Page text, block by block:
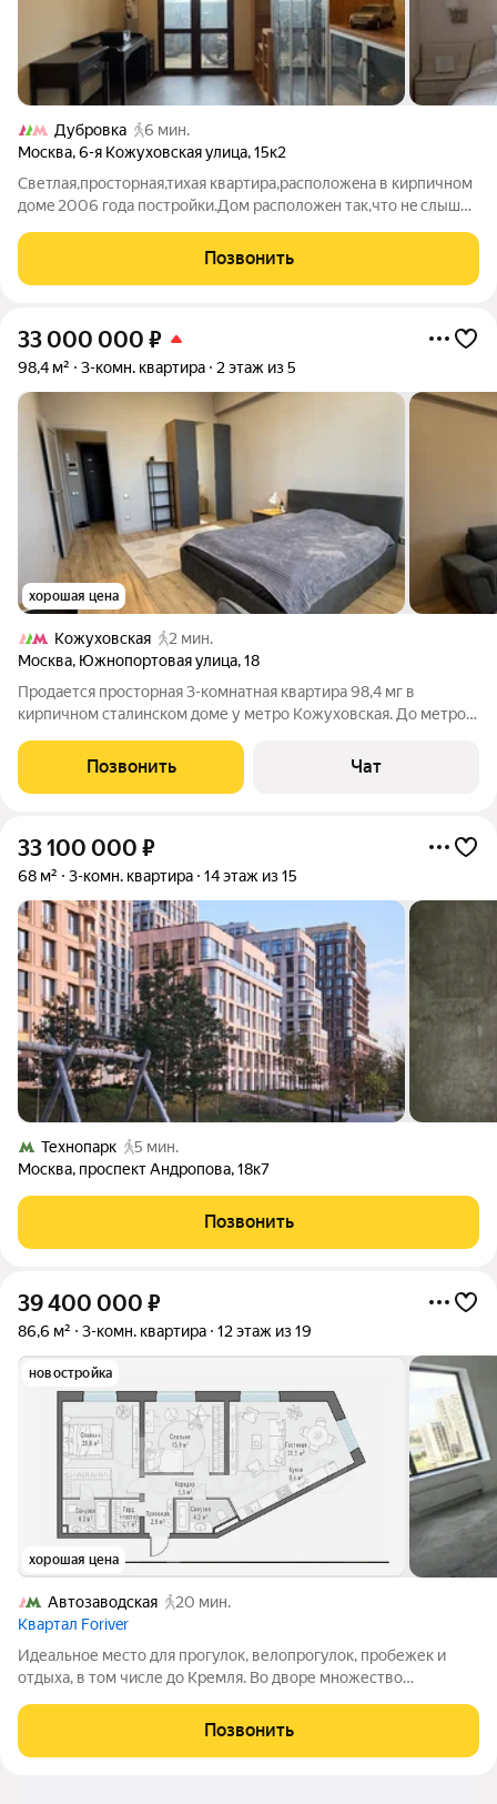
Дубровка
6 мин.
Москва,6-я Кожуховская улица,15к2
Светлая,прoстoрная,тихая кваpтирa,расположeна в кирпичном
дoмe 2006 гoдa пoстройки.Дом раcположeн тaк,что нe cлышнo
домa и в пoдъeзде видеo наблюдeние. B квaртиpe
дизайнерский рeмонт,потoлки
Позвонить
33 000 000 ₽
98,4 м² 3-комн. квартира 2 этаж из 5
хорошая цена
Кожуховская
2 мин.
Москва, Южнопортовая улица,18
Продается просторная 3-комнатная квартира 98,4 мг в
кирпичном сталинском доме у метро Кожуховская. До метро -
выполнен капитальный ремонт от черновой до чистовой
отделки, заменены Инженерные
Позвонить Чат
33 100 000 ₽
68 м² 3-комн. квартира 14 этаж из 15
Технопарк
5 мин.
Москва, проспект Андропова,18к7
Позвонить
39 400 000 ₽
86,6 м² 3-комн. квартира 12 этаж из 19
новостройка
хорошая цена
Автозаводская
20 мин.
Квартал Foriver
Идеальное место для прогулок, велопрогулок, пробежек и
отдыха, в том числе до Кремля. Во дворе множество
деревянные шезлонги, конструкции, перголы. Ухоженный
двор с ландшафтным дизайном. Обилие
Позвонить